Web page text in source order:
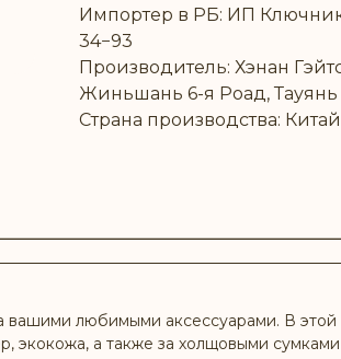
Импортер в РБ: ИП Ключник
34−93
Производитель: Хэнан
Жиньшань 6-я Роад, Тауянь
Страна производства: Китай
любимыми аксессуарами. В
экокожа, а также за холщовыми